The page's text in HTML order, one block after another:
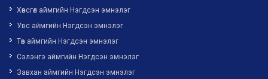
Хөвсгөл аймгийн Нэгдсэн эмнэлэг
Увс аймгийн Нэгдсэн эмнэлэг
Төв аймгийн Нэгдсэн эмнэлэг
Сэлэнгэ аймгийн Нэгдсэн эмнэлэг
Завхан аймгийн Нэгдсэн эмнэлэг